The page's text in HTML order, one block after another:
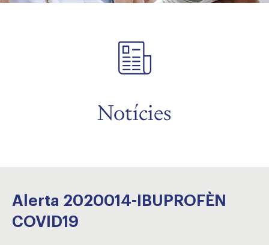
Notícies
Alerta 2020014-IBUPROFÈN
COVID19